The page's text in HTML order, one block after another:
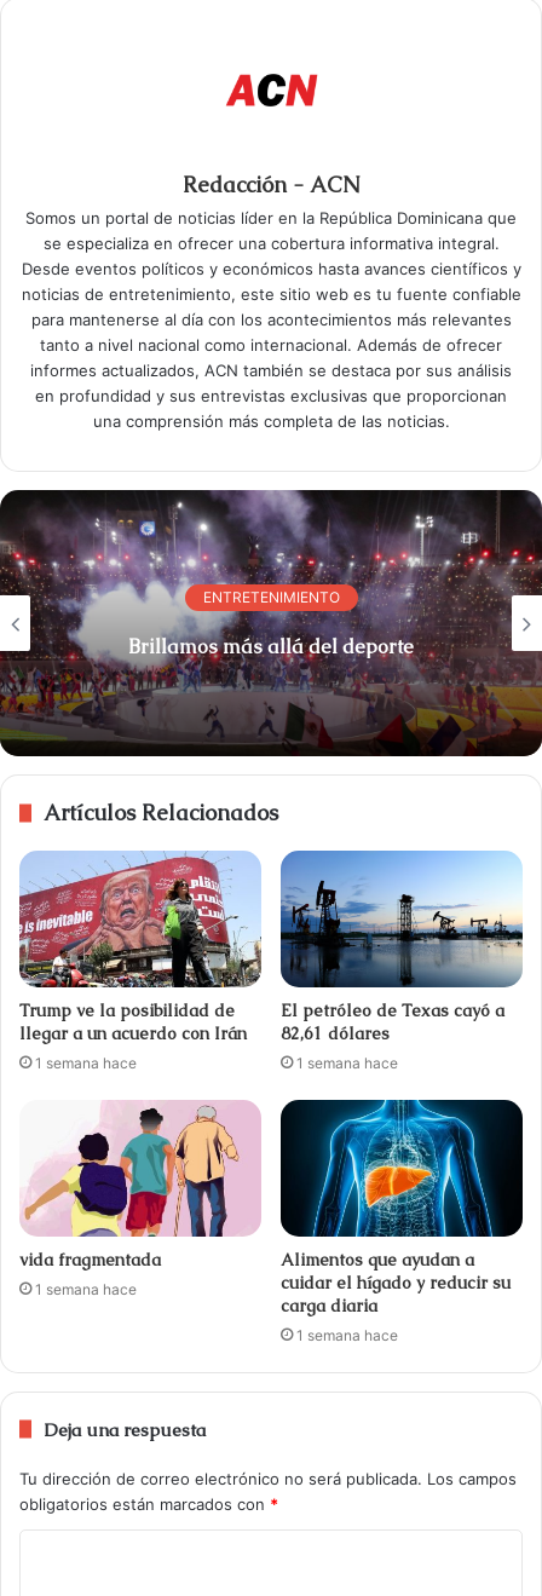
Redacción - ACN
Somos un portal de noticias líder en la República Dominicana que
se especializa en ofrecer una cobertura informativa integral.
Desde eventos políticos y económicos hasta avances científicos y
noticias de entretenimiento, este sitio web es tu fuente confiable
para mantenerse al día con los acontecimientos más relevantes
tanto a nivel nacional como internacional. Además de ofrecer
informes actualizados, ACN también se destaca por sus análisis
en profundidad y sus entrevistas exclusivas que proporcionan
una comprensión más completa de las noticias.
ENTRETENIMIENTO
Brillamos más allá del deporte
Artículos Relacionados
Trump ve la posibilidad de
llegar a un acuerdo con Irán
1 semana hace
El petróleo de Texas cayó a
82,61 dólares
1 semana hace
vida fragmentada
1 semana hace
Alimentos que ayudan a
cuidar el hígado y reducir su
carga diaria
1 semana hace
Deja una respuesta
Tu dirección de correo electrónico no será publicada. Los campos
obligatorios están marcados con *